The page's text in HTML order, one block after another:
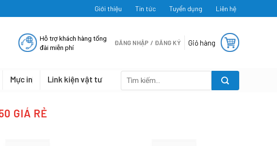
Giới thiệu Tin tức Tuyển dụng Liên hệ
Hỗ trợ khách hàng tổng
đài miễn phí
ĐĂNG NHẬP / ĐĂNG KÝ Giỏ hàng
Mực in Link kiện vật tư Tìm
GIÁ RẺ